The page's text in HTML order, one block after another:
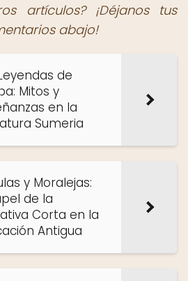
artículos? ¡Déjanos tus
abajo!
de
Mitos y
en la
Sumeria
y Moralejas:
de la
Corta en la
Antigua